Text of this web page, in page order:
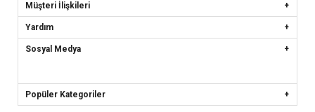
Müşteri İlişkileri
Yardım
Sosyal Medya
Popüler Kategoriler